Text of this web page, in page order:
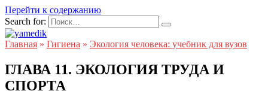
Перейти к содержанию
Search for:
Главная » Гигиена » Экология человека: учебник для вузов
ГЛАВА 11. ЭКОЛОГИЯ ТРУДА И
СПОРТА